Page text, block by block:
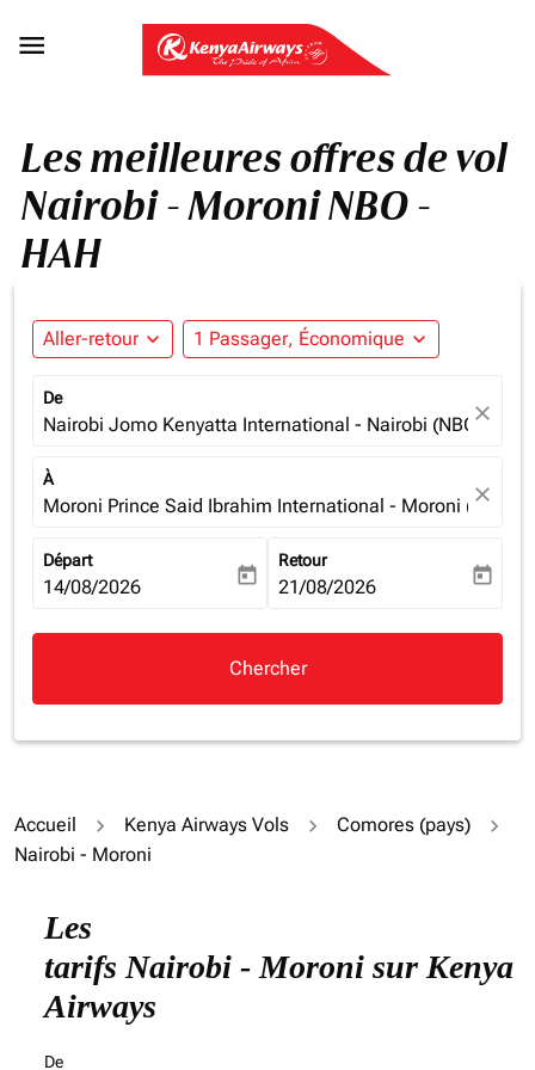

Les meilleures offres de vol
Nairobi - Moroni NBO -
HAH
Aller-retour expand_more 1 Passager, Économique expand_more
De
Nairobi Jomo Kenyatta International - Nairobi (NBO),
close
À
Moroni Prince Said Ibrahim International - Moroni (HAH),
close
Départ
fc-booking-departure-date-aria-label
14/08/2026 today
Retour
fc-booking-return-date-aria-
21/08/2026 today
Chercher
Accueil Kenya Airways Vols
Comores (pays)
Nairobi - Moroni
Les
tarifs Nairobi - Moroni sur Kenya
Airways
De
Essayez de mettre à jour votre itinéraire (origine et/